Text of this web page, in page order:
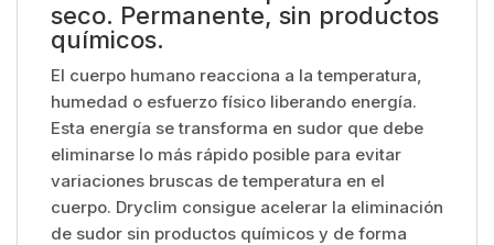
seco. Permanente, sin productos
químicos.
El cuerpo humano reacciona a la temperatura,
humedad o esfuerzo físico liberando energía.
Esta energía se transforma en sudor que debe
eliminarse lo más rápido posible para evitar
variaciones bruscas de temperatura en el
cuerpo. Dryclim consigue acelerar la eliminación
de sudor sin productos químicos y de forma